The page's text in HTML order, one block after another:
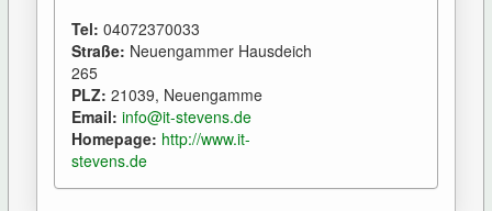
Tel: 04072370033
Straße: Neuengammer Hausdeich
265
PLZ: 21039, Neuengamme
Email: info@it-stevens.de
Homepage: http://www.it-
stevens.de